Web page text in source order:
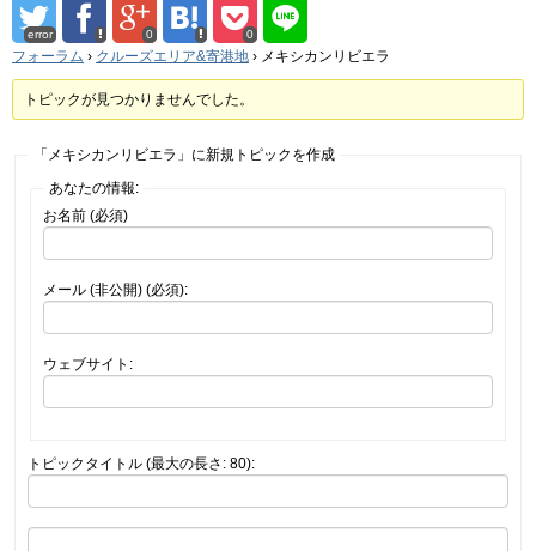
error 0 0
フォーラム › クルーズエリア&寄港地 › メキシカンリビエラ
トピックが見つかりませんでした。
「メキシカンリビエラ」に新規トピックを作成
あなたの情報:
お名前 (必須)
メール (非公開) (必須):
ウェブサイト:
トピックタイトル (最大の長さ: 80):